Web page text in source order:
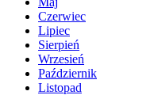
Czerwiec
Lipiec
Sierpień
Wrzesień
Październik
Listopad